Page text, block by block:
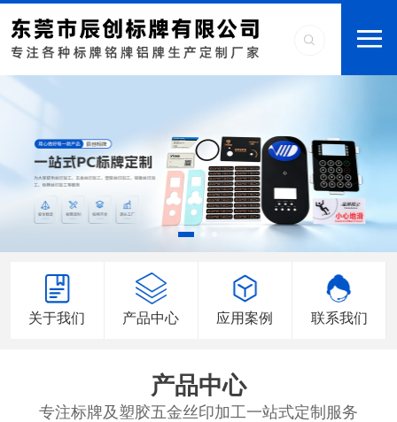
关于我们 产品中心 应用案例 联系我们
产品中心
专注标牌及塑胶五金丝印加工一站式定制服务